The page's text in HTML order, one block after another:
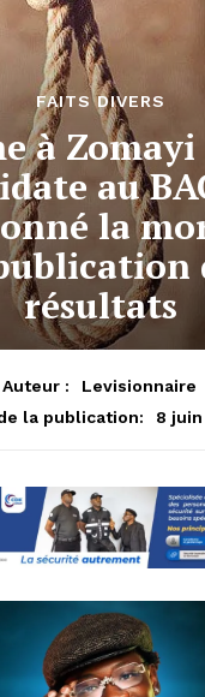
FAITS DIVERS
à
au
la
résultats
Auteur :
Levisionnaire
la publication:
8